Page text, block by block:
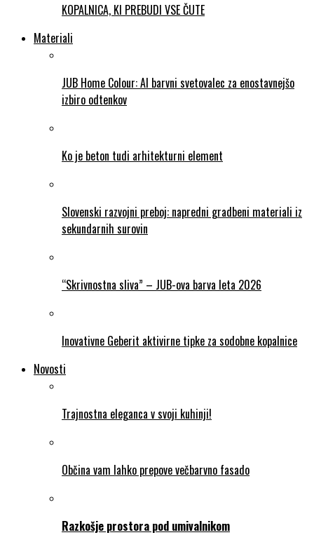
KOPALNICA, KI PREBUDI VSE ČUTE
Materiali
JUB Home Colour: AI barvni svetovalec za enostavnejšo
izbiro odtenkov
Ko je beton tudi arhitekturni element
Slovenski razvojni preboj: napredni gradbeni materiali iz
sekundarnih surovin
“Skrivnostna sliva” – JUB-ova barva leta 2026
Inovativne Geberit aktivirne tipke za sodobne kopalnice
Novosti
Trajnostna eleganca v svoji kuhinji!
Občina vam lahko prepove večbarvno fasado
Razkošje prostora pod umivalnikom